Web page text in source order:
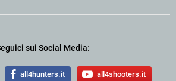
sui Social Media:
all4hunters.it all4shooters.it